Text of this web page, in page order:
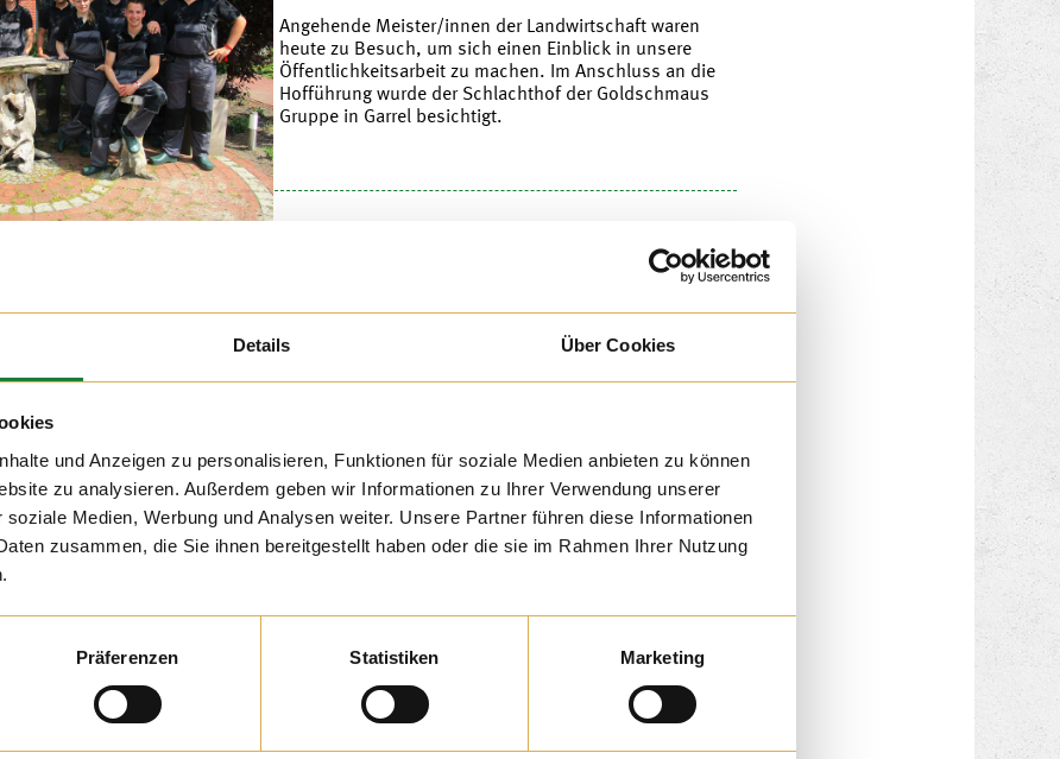
Details Über Cookies
und Anzeigen zu personalisieren, Funktionen für soziale Medien anbieten zu können
zu analysieren. Außerdem geben wir Informationen zu Ihrer Verwendung unserer
Medien, Werbung und Analysen weiter. Unsere Partner führen diese Informationen
zusammen, die Sie ihnen bereitgestellt haben oder die sie im Rahmen Ihrer Nutzung
Präferenzen Statistiken Marketing
Angehende Meister/innen der Landwirtschaft waren
heute zu Besuch, um sich einen Einblick in unsere
Öffentlichkeitsarbeit zu machen. Im Anschluss an die
Hofführung wurde der Schlachthof der Goldschmaus
Gruppe in Garrel besichtigt.
aus Bösel hat mit
Hatke
von Milch
kam selbst
geprägtem Ort
von einem
Es waren nur
auf einem